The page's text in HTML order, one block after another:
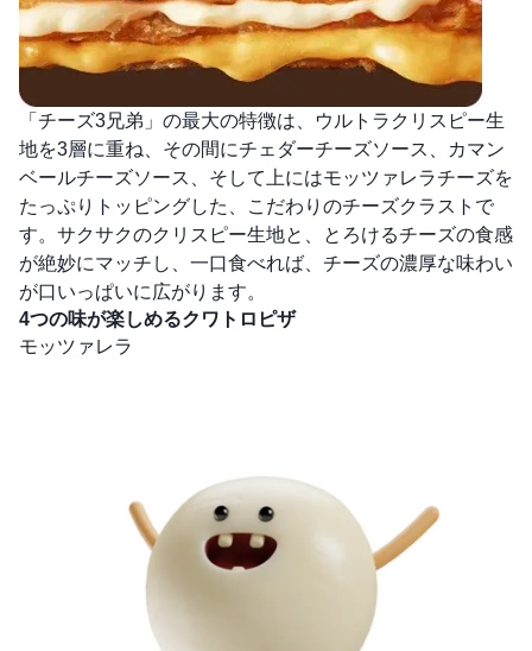
「チーズ3兄弟」の最大の特徴は、ウルトラクリスピー生
地を3層に重ね、その間にチェダーチーズソース、カマン
ベールチーズソース、そして上にはモッツァレラチーズを
たっぷりトッピングした、こだわりのチーズクラストで
す。サクサクのクリスピー生地と、とろけるチーズの食感
が絶妙にマッチし、一口食べれば、チーズの濃厚な味わい
が口いっぱいに広がります。
4つの味が楽しめるクワトロピザ
モッツァレラ